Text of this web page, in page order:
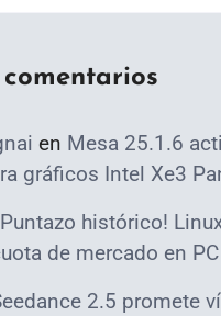
en Mesa 25.1.6
gráficos Intel Xe3
histórico!
de mercado en PC
2.5 promete